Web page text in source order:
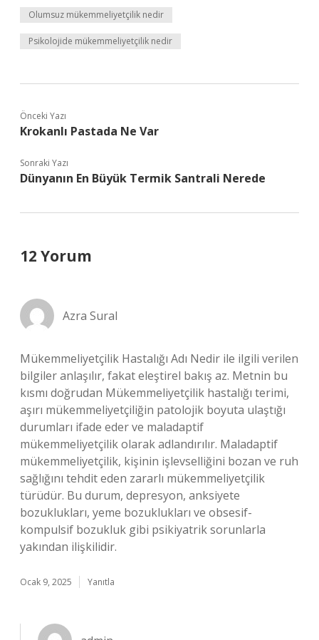
Olumsuz mükemmeliyetçilik nedir
Psikolojide mükemmeliyetçilik nedir
Önceki Yazı
Krokanlı Pastada Ne Var
Sonraki Yazı
Dünyanın En Büyük Termik Santrali Nerede
12 Yorum
Azra Sural
Mükemmeliyetçilik Hastalığı Adı Nedir ile ilgili verilen
bilgiler anlaşılır, fakat eleştirel bakış az. Metnin bu
kısmı doğrudan Mükemmeliyetçilik hastalığı terimi,
aşırı mükemmeliyetçiliğin patolojik boyuta ulaştığı
durumları ifade eder ve maladaptif
mükemmeliyetçilik olarak adlandırılır. Maladaptif
mükemmeliyetçilik, kişinin işlevselliğini bozan ve ruh
sağlığını tehdit eden zararlı mükemmeliyetçilik
türüdür. Bu durum, depresyon, anksiyete
bozuklukları, yeme bozuklukları ve obsesif-
kompulsif bozukluk gibi psikiyatrik sorunlarla
yakından ilişkilidir.
Ocak 9, 2025 Yanıtla